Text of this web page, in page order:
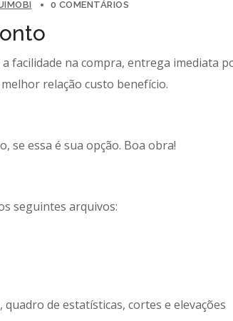
0 COMENTÁRIOS
na compra, entrega imediata
relação custo benefício.
essa é sua opção. Boa obra!
seguintes arquivos:
de estatísticas, cortes e elevações